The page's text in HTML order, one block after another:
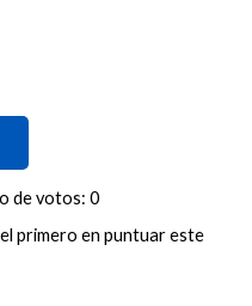
de votos:0
primero en puntuar este